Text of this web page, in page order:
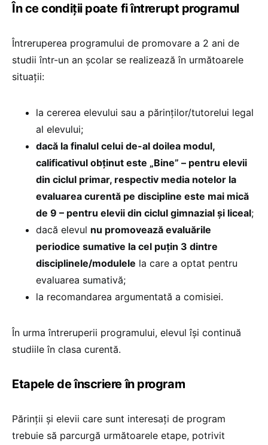
În ce condiții poate fi întrerupt programul
Întreruperea programului de promovare a 2 ani de
studii într-un an şcolar se realizează în următoarele
situaţii:
la cererea elevului sau a părinţilor/tutorelui legal
al elevului;
dacă la finalul celui de-al doilea modul,
calificativul obținut este „Bine” – pentru elevii
din ciclul primar, respectiv media notelor la
evaluarea curentă pe discipline este mai mică
de 9 – pentru elevii din ciclul gimnazial și liceal;
dacă elevul nu promovează evaluările
periodice sumative la cel puţin 3 dintre
disciplinele/modulele la care a optat pentru
evaluarea sumativă;
la recomandarea argumentată a comisiei.
În urma întreruperii programului, elevul își continuă
studiile în clasa curentă.
Etapele de înscriere în program
Părinții și elevii care sunt interesați de program
trebuie să parcurgă următoarele etape, potrivit